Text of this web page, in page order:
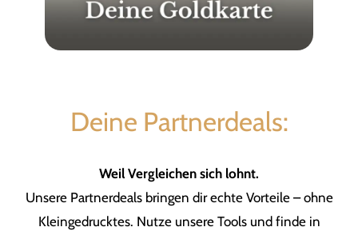
Deine Partnerdeals:
Weil Vergleichen sich lohnt.
Unsere Partnerdeals bringen dir echte Vorteile – ohne
Kleingedrucktes. Nutze unsere Tools und finde in